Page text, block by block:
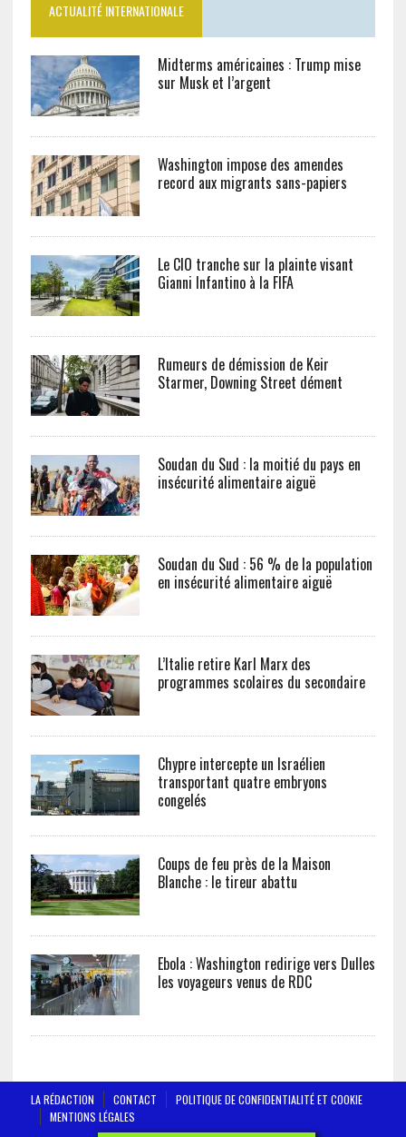
ACTUALITÉ INTERNATIONALE
Midterms américaines : Trump mise
sur Musk et l’argent
Washington impose des amendes
record aux migrants sans-papiers
Le CIO tranche sur la plainte visant
Gianni Infantino à la FIFA
Rumeurs de démission de Keir
Starmer, Downing Street dément
Soudan du Sud : la moitié du pays en
insécurité alimentaire aiguë
Soudan du Sud : 56 % de la population
en insécurité alimentaire aiguë
L’Italie retire Karl Marx des
programmes scolaires du secondaire
Chypre intercepte un Israélien
transportant quatre embryons
congelés
Coups de feu près de la Maison
Blanche : le tireur abattu
Ebola : Washington redirige vers Dulles
les voyageurs venus de RDC
LA RÉDACTION CONTACT
POLITIQUE DE CONFIDENTIALITÉ ET COOKIE
MENTIONS LÉGALES